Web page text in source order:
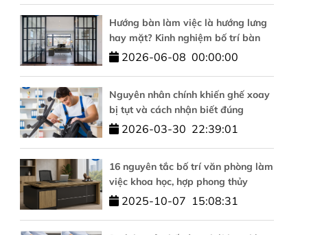
Hướng bàn làm việc là hướng lưng
hay mặt? Kinh nghiệm bố trí bàn
làm việc hợp phong thủy
2026-06-08 00:00:00
Nguyên nhân chính khiến ghế xoay
bị tụt và cách nhận biết đúng
2026-03-30 22:39:01
16 nguyên tắc bố trí văn phòng làm
việc khoa học, hợp phong thủy
2025-10-07 15:08:31